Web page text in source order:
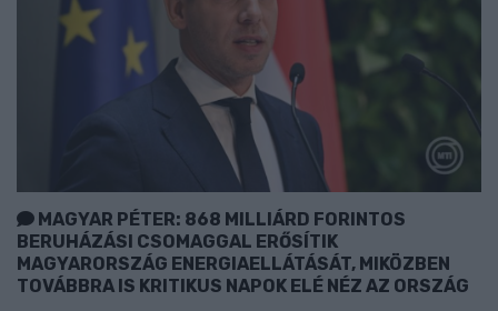
MAGYAR PÉTER: 868 MILLIÁRD FORINTOS
BERUHÁZÁSI CSOMAGGAL ERŐSÍTIK
MAGYARORSZÁG ENERGIAELLÁTÁSÁT, MIKÖZBEN
TOVÁBBRA IS KRITIKUS NAPOK ELÉ NÉZ AZ ORSZÁG